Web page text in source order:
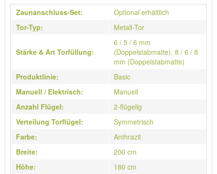
Zaunanschluss-Set:
Optional erhältlich
Tor-Typ:
Metall-Tor
Stärke & Art Torfüllung:
6 / 5 / 6 mm
(Doppelstabmatte), 8 / 6 / 8
mm (Doppelstabmatte)
Produktlinie:
Basic
Manuell / Elektrisch:
Manuell
Anzahl Flügel:
2-flügelig
Verteilung Torflügel:
Symmetrisch
Farbe:
Anthrazit
Breite:
200 cm
Höhe:
180 cm